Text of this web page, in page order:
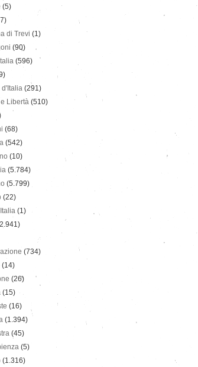
(5)
di Trevi (1)
(90)
(596)
d'Italia (291)
Libertà (510)
(68)
(542)
(10)
(5.784)
(5.799)
(22)
(1)
(734)
(14)
(26)
(15)
(16)
(1.394)
(45)
(5)
(1.316)